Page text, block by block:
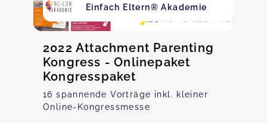
Einfach Eltern® Akademie
2022 Attachment Parenting
Kongress - Onlinepaket
Kongresspaket
16 spannende Vorträge inkl. kleiner
Online-Kongressmesse